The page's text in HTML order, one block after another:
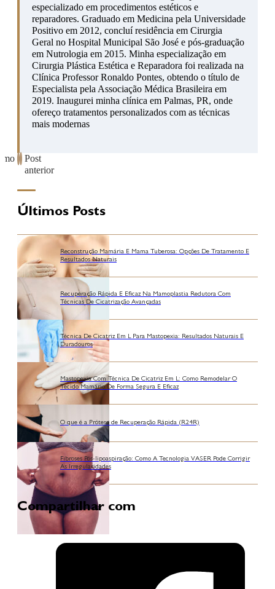
especializado em procedimentos estéticos e
reparadores. Graduado em Medicina pela Universidade
Positivo em 2012, concluí residência em Cirurgia
Geral no Hospital Municipal São José e pós-graduação
em Nutrologia em 2015. Minha especialização em
Cirurgia Plástica Estética e Reparadora foi realizada na
Clínica Professor Ronaldo Pontes, obtendo o título de
Especialista pela Associação Médica Brasileira em
2019. Inaugurei minha clínica em Palmas, PR, onde
ofereço tratamentos personalizados com as técnicas
mais modernas
Post
anterior
Últimos Posts
Reconstrução Mamária E Mama Tuberosa: Opções De Tratamento E
Resultados Naturais
Recuperação Rápida E Eficaz Na Mamoplastia Redutora Com
Técnicas De Cicatrização Avançadas
Técnica De Cicatriz Em L Para Mastopexia: Resultados Naturais E
Duradouros
Mastopexia Com Técnica De Cicatriz Em L: Como Remodelar O
Tecido Mamário De Forma Segura E Eficaz
O que é a Prótese de Recuperação Rápida (R24R)
Fibroses Pós-lipoaspiração: Como A Tecnologia VASER Pode Corrigir
As Irregularidades
Compartilhar com